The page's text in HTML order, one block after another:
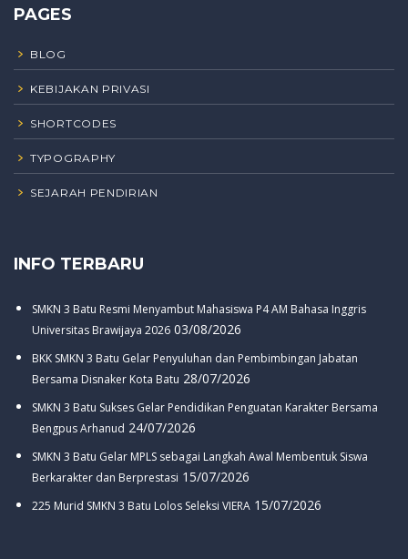
PAGES
BLOG
KEBIJAKAN PRIVASI
SHORTCODES
TYPOGRAPHY
SEJARAH PENDIRIAN
INFO TERBARU
SMKN 3 Batu Resmi Menyambut Mahasiswa P4 AM Bahasa Inggris
Universitas Brawijaya 2026 03/08/2026
BKK SMKN 3 Batu Gelar Penyuluhan dan Pembimbingan Jabatan
Bersama Disnaker Kota Batu 28/07/2026
SMKN 3 Batu Sukses Gelar Pendidikan Penguatan Karakter Bersama
Bengpus Arhanud 24/07/2026
SMKN 3 Batu Gelar MPLS sebagai Langkah Awal Membentuk Siswa
Berkarakter dan Berprestasi 15/07/2026
225 Murid SMKN 3 Batu Lolos Seleksi VIERA 15/07/2026